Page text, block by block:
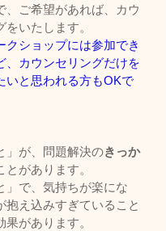
、ご希望があれば、カウ
をいたします。
クショップには参加でき
、カウンセリングだけを
いと思われる方もOKで
」が、問題解決のきっか
とがあります。
」で、気持ちが楽にな
抱え込みすぎていること
果があります。